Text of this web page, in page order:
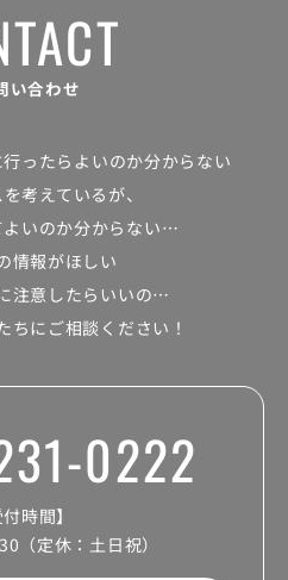
い合わせ
行ったらよいのか分からない
考えているが、
いのか分からない…
情報がほしい
注意したらいいの…
ちにご相談ください！
0222
付時間】
（定休：土日祝）